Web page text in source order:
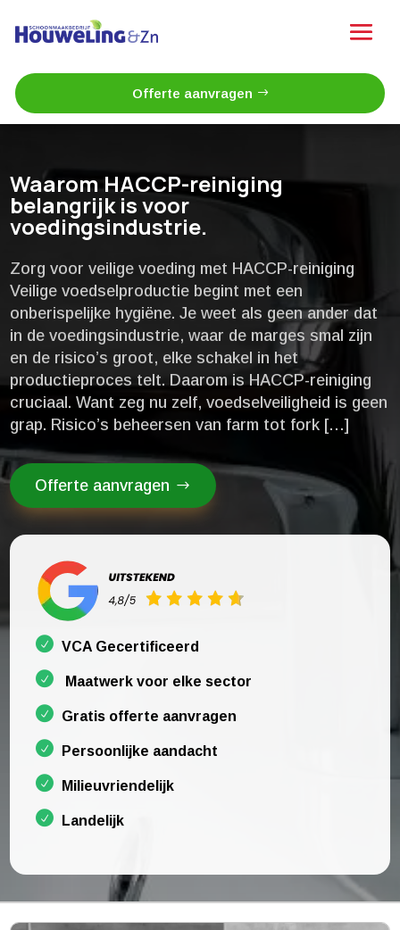
Offerte aanvragen
Waarom HACCP-reiniging
belangrijk is voor
voedingsindustrie.​
Zorg voor veilige voeding met HACCP-reiniging
Veilige voedselproductie begint met een
onberispelijke hygiëne.​ Je weet als geen ander dat
in de voedingsindustrie, waar de marges smal zijn
en de risico’s groot, elke schakel in het
productieproces telt.​ Daarom is HACCP-reiniging
cruciaal.​ Want zeg nu zelf, voedselveiligheid is geen
grap.​ Risico’s beheersen van farm tot fork […]
Offerte aanvragen
VCA Gecertificeerd
Maatwerk voor elke sector
Gratis offerte aanvragen
Persoonlijke aandacht
Milieuvriendelijk
Landelijk